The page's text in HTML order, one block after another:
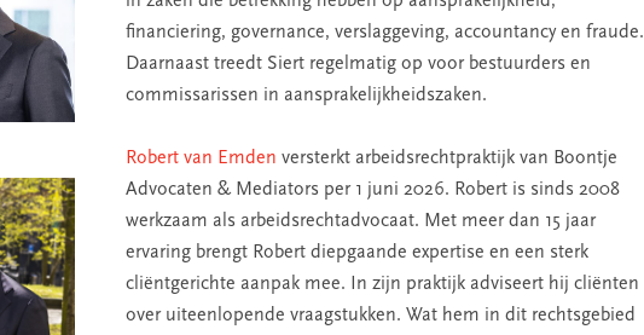
financiering, governance, verslaggeving, accountancy en fraude.
Daarnaast treedt Siert regelmatig op voor bestuurders en
commissarissen in aansprakelijkheidszaken.
Robert van Emden versterkt arbeidsrechtpraktijk van Boontje
Advocaten & Mediators per 1 juni 2026. Robert is sinds 2008
werkzaam als arbeidsrechtadvocaat. Met meer dan 15 jaar
ervaring brengt Robert diepgaande expertise en een sterk
cliëntgerichte aanpak mee. In zijn praktijk adviseert hij cliënten
over uiteenlopende vraagstukken. Wat hem in dit rechtsgebied